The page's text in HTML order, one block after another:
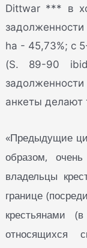
Dittwar *** в
ha - 45,73%; с
(S. 89-90
анкеты делают
«Предыдущие
образом,
владельцы
границе
крестьянами
относящихся